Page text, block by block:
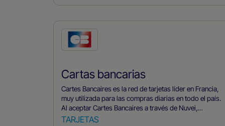
consumidores chinos una cómoda opción de pago
Cartas bancarias
Cartes Bancaires es la red de tarjetas líder en Francia,
muy utilizada para las compras diarias en todo el país.
Al aceptar Cartes Bancaires a través de Nuvei,
empresas acceder al principal método de pago de
TARJETAS